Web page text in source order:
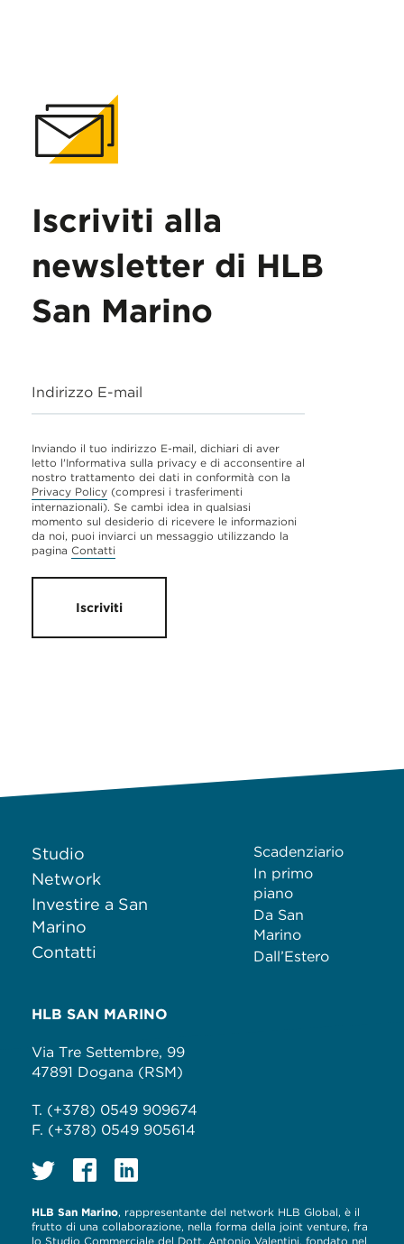
Iscriviti alla
newsletter di HLB
San Marino
Indirizzo E-mail
Inviando il tuo indirizzo E-mail, dichiari di aver
letto l'Informativa sulla privacy e di acconsentire al
nostro trattamento dei dati in conformità con la
Privacy Policy (compresi i trasferimenti
internazionali). Se cambi idea in qualsiasi
momento sul desiderio di ricevere le informazioni
da noi, puoi inviarci un messaggio utilizzando la
pagina Contatti
Iscriviti
Studio
Network
Investire a San
Marino
Contatti
Scadenziario
In primo
piano
Da San
Marino
Dall’Estero
HLB SAN MARINO
Via Tre Settembre, 99
47891 Dogana (RSM)
T. (+378) 0549 909674
F. (+378) 0549 905614
HLB San Marino, rappresentante del network HLB Global, è il
frutto di una collaborazione, nella forma della joint venture, fra
lo Studio Commerciale del Dott. Antonio Valentini, fondato nel